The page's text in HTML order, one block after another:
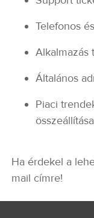
Telefonos
Alkalmazás
Általános
Piaci
összeállítása
Ha érdekel a
mail címre!